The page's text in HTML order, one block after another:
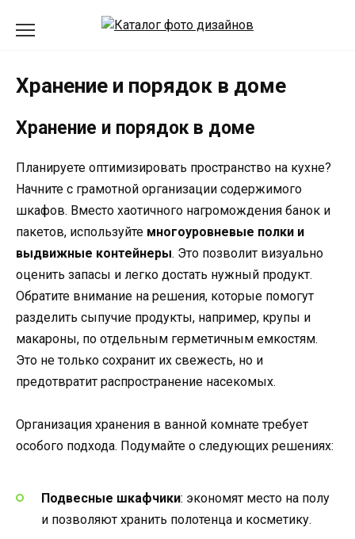
Хранение и порядок в доме
Хранение и порядок в доме
Планируете оптимизировать пространство на кухне?
Начните с грамотной организации содержимого
шкафов. Вместо хаотичного нагромождения банок и
пакетов, используйте многоуровневые полки и
выдвижные контейнеры. Это позволит визуально
оценить запасы и легко достать нужный продукт.
Обратите внимание на решения, которые помогут
разделить сыпучие продукты, например, крупы и
макароны, по отдельным герметичным емкостям.
Это не только сохранит их свежесть, но и
предотвратит распространение насекомых.
Организация хранения в ванной комнате требует
особого подхода. Подумайте о следующих решениях:
Подвесные шкафчики: экономят место на полу
и позволяют хранить полотенца и косметику.